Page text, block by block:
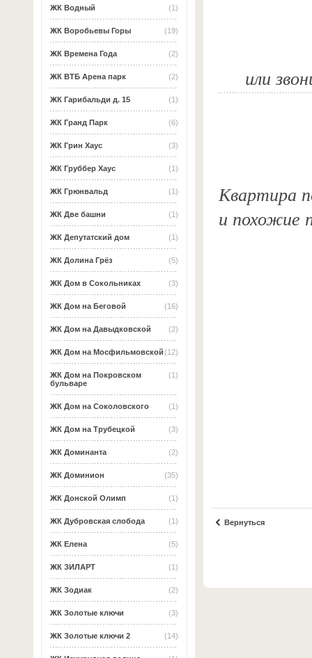
(1)
ЖК Водный
(19)
ЖК Воробьевы Горы
(2)
ЖК Времена Года
(2)
ЖК ВТБ Арена парк
(1)
ЖК Гарибальди д. 15
(6)
ЖК Гранд Парк
(3)
ЖК Грин Хаус
(1)
ЖК Груббер Хаус
(1)
ЖК Грюнвальд
(1)
ЖК Две башни
(1)
ЖК Депутатский дом
(5)
ЖК Долина Грёз
(3)
ЖК Дом в Сокольниках
(16)
ЖК Дом на Беговой
(2)
ЖК Дом на Давыдковской
(12)
ЖК Дом на Мосфильмовской
(1)
ЖК Дом на Покровском
бульваре
(1)
ЖК Дом на Соколовского
(3)
ЖК Дом на Трубецкой
(2)
ЖК Доминанта
(35)
ЖК Доминион
(1)
ЖК Донской Олимп
(1)
ЖК Дубровская слобода
(5)
ЖК Елена
(1)
ЖК ЗИЛАРТ
(2)
ЖК Зодиак
(3)
ЖК Золотые ключи
(14)
ЖК Золотые ключи 2
или
Квартира
и похожие
Вернуться